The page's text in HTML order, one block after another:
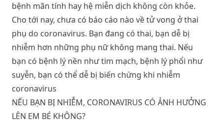
bệnh mãn tính hay hệ miễn dịch không còn khỏe.
Cho tới nay, chưa có báo cáo nào về tử vong ở thai
phụ do coronavirus. Bạn đang có thai, bạn dễ bị
nhiễm hơn những phụ nữ không mang thai. Nếu
bạn có bệnh lý nền như tim mạch, bệnh lý phổi như
suyễn, bạn có thể dễ bị biến chứng khi nhiễm
coronavirus
NẾU BẠN BỊ NHIỄM, CORONAVIRUS CÓ ẢNH HƯỞNG
LÊN EM BÉ KHÔNG?